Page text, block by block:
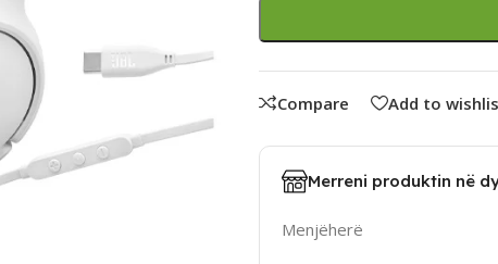
Compare Add to
Merreni produktin në
Menjëherë